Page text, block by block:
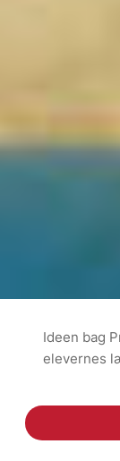
Ideen bag
elevernes